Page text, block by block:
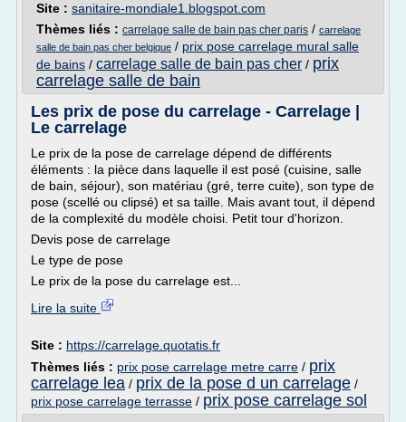
Site : sanitaire-mondiale1.blogspot.com
Thèmes liés : carrelage salle de bain pas cher paris / carrelage
salle de bain pas cher belgique / prix pose carrelage mural salle
de bains / carrelage salle de bain pas cher / prix
carrelage salle de bain
Les prix de pose du carrelage - Carrelage |
Le carrelage
Le prix de la pose de carrelage dépend de différents
éléments : la pièce dans laquelle il est posé (cuisine, salle
de bain, séjour), son matériau (gré, terre cuite), son type de
pose (scellé ou clipsé) et sa taille. Mais avant tout, il dépend
de la complexité du modèle choisi. Petit tour d'horizon.
Devis pose de carrelage
Le type de pose
Le prix de la pose du carrelage est...
Lire la suite
Site : https://carrelage.quotatis.fr
Thèmes liés : prix pose carrelage metre carre / prix
carrelage lea / prix de la pose d un carrelage /
prix pose carrelage terrasse / prix pose carrelage sol